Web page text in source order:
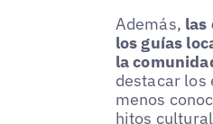
Además, las
los guías
la
destacar
menos
hitos